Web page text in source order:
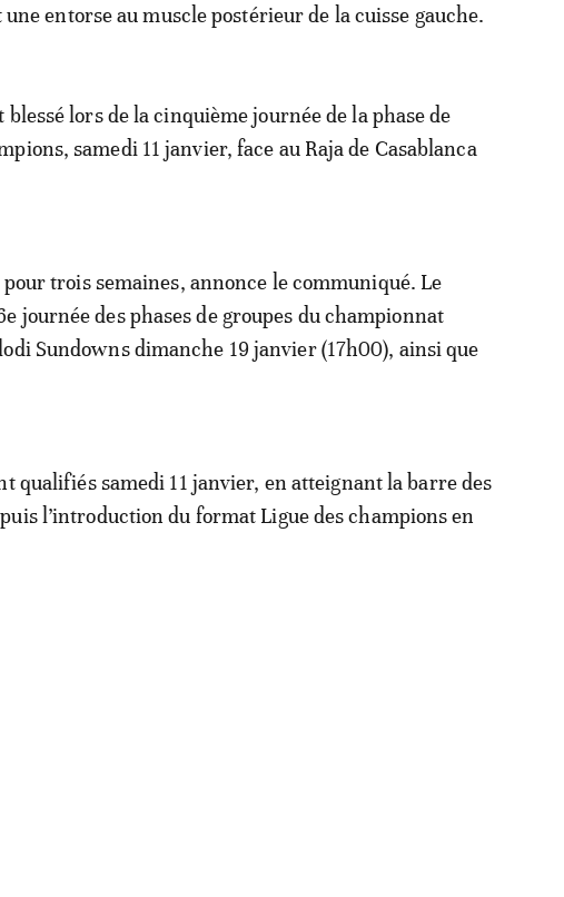
entorse au muscle postérieur de la cuisse gauche.
blessé lors de la cinquième journée de la phase de
samedi 11 janvier, face au Raja de Casablanca
trois semaines, annonce le communiqué. Le
journée des phases de groupes du championnat
Sundowns dimanche 19 janvier (17h00), ainsi que
qualifiés samedi 11 janvier, en atteignant la barre des
l’introduction du format Ligue des champions en